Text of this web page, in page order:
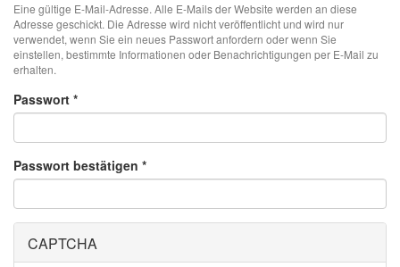
Eine gültige E-Mail-Adresse. Alle E-Mails der Website werden an diese
Adresse geschickt. Die Adresse wird nicht veröffentlicht und wird nur
verwendet, wenn Sie ein neues Passwort anfordern oder wenn Sie
einstellen, bestimmte Informationen oder Benachrichtigungen per E-Mail zu
erhalten.
Passwort *
Passwort bestätigen *
CAPTCHA